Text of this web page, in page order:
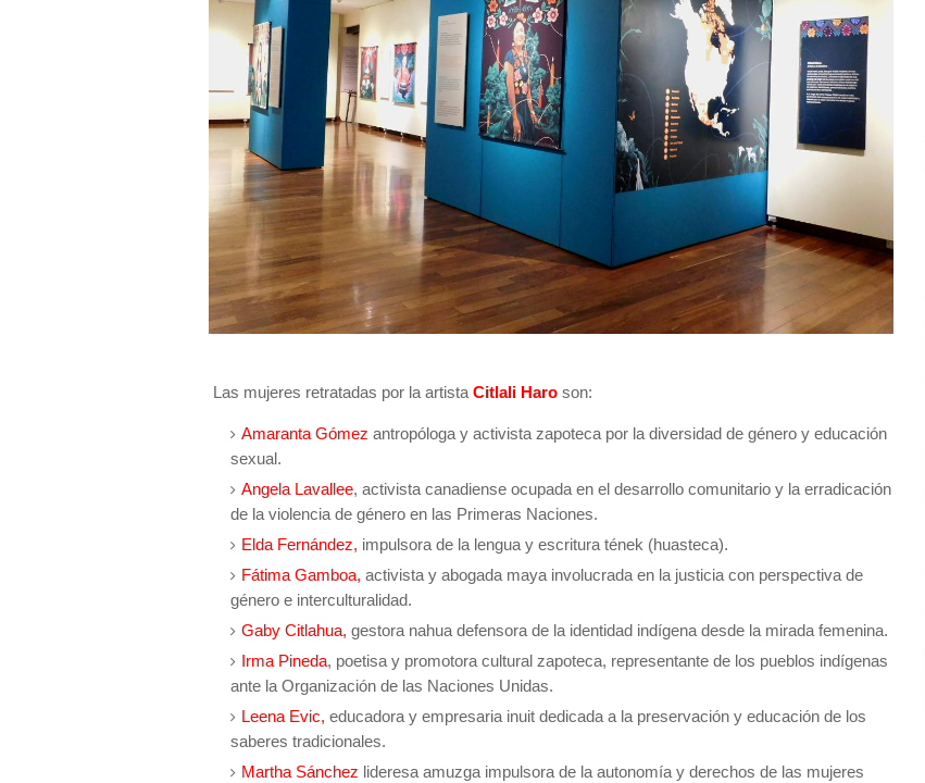
Las mujeres retratadas por la artista Citlali Haro son:
Amaranta Gómez antropóloga y activista zapoteca por la diversidad de género y educación
sexual.
Angela Lavallee, activista canadiense ocupada en el desarrollo comunitario y la erradicación
de la violencia de género en las Primeras Naciones.
Elda Fernández, impulsora de la lengua y escritura tének (huasteca).
Fátima Gamboa, activista y abogada maya involucrada en la justicia con perspectiva de
género e interculturalidad.
Gaby Citlahua, gestora nahua defensora de la identidad indígena desde la mirada femenina.
Irma Pineda, poetisa y promotora cultural zapoteca, representante de los pueblos indígenas
ante la Organización de las Naciones Unidas.
Leena Evic, educadora y empresaria inuit dedicada a la preservación y educación de los
saberes tradicionales.
Martha Sánchez lideresa amuzga impulsora de la autonomía y derechos de las mujeres